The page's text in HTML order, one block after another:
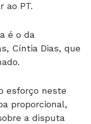
ao PT.
é o da
Cíntia Dias, que
esforço neste
proporcional,
a disputa